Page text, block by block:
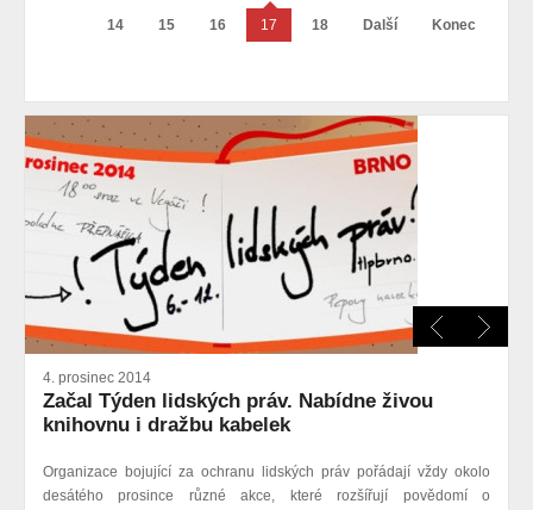
14 15 16 17 18 Další Konec
4. prosinec 2014
Začal Týden lidských práv. Nabídne živou
knihovnu i dražbu kabelek
Organizace bojující za ochranu lidských práv pořádají vždy okolo
desátého prosince různé akce, které rozšířují povědomí o